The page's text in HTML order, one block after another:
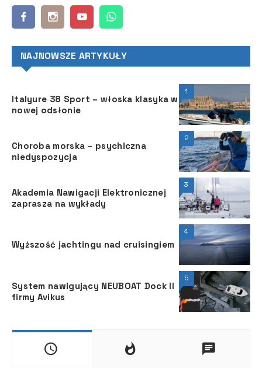
NAJNOWSZE ARTYKUŁY
1
Italyure 38 Sport – włoska klasyka w
nowej odsłonie
2
Choroba morska – psychiczna
niedyspozycja
3
Akademia Nawigacji Elektronicznej
zaprasza na wykłady
4
Wyższość jachtingu nad cruisingiem
5
System nawigujący NEUBOAT Dock II
firmy Avikus